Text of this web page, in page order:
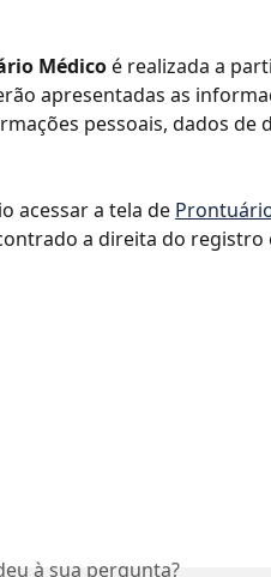
Médico é realizada a
apresentadas as
pessoais, dados de
acessar a tela de
a direita do registro
à sua pergunta?